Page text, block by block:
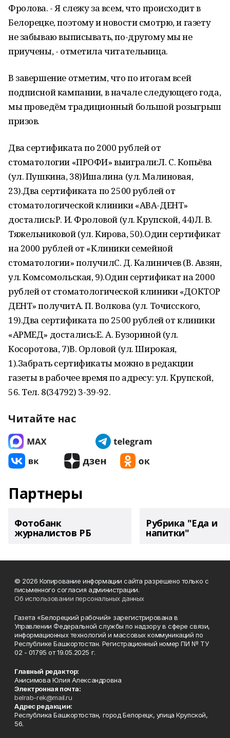
Фролова. - Я слежу за всем, что происходит в
Белорецке, поэтому и новости смотрю, и газету
не забываю выписывать, по-другому мы не
приучены, - отметила читательница.
В завершение отметим, что по итогам всей
подписной кампании, в начале следующего года,
мы проведём традиционный большой розыгрыш
призов.
Два сертификата по 2000 рублей от
стоматологии «ПРОФИ» выиграли:Л. С. Копьёва
(ул. Пушкина, 38)Ишалина (ул. Малиновая,
23).Два сертификата по 2500 рублей от
стоматологической клиники «АВА-ДЕНТ»
достались:Р. И. Фроловой (ул. Крупской, 44)Л. В.
Тяжельниковой (ул. Кирова, 50).Один сертификат
на 2000 рублей от «Клиники семейной
стоматологии» получилС. Д. Калиничев (В. Авзян,
ул. Комсомольская, 9).Один сертификат на 2000
рублей от стоматологической клиники «ДОКТОР
ДЕНТ» получитА. П. Волкова (ул. Точисского,
19).Два сертификата по 2500 рублей от клиники
«АРМЕД» достались:Е. А. Бузориной (ул.
Косоротова, 7)В. Орловой (ул. Широкая,
1).Забрать сертификаты можно в редакции
газеты в рабочее время по адресу: ул. Крупской,
56. Тел. 8(34792) 3-39-92.
Читайте нас
Партнеры
Фотобанк
журналистов РБ
Рубрика "Еда и
напитки"
© 2026 Копирование информации сайта разрешено только с
письменного согласия администрации.
Об использовании персональных данных
Газета «Белорецкий рабочий» зарегистрирована в
Управлении Федеральной службы по надзору в сфере связи,
информационных технологий и массовых коммуникаций по
Республике Башкортостан. Регистрационный номер ПИ № ТУ
02 - 01795 от 19.05.2025 г.
Главный редактор:
Анисимова Юлия Александровна
Электронная почта:
belrab-rek@mail.ru
Адрес редакции:
Республика Башкортостан, город Белорецк, улица Крупской,
56.